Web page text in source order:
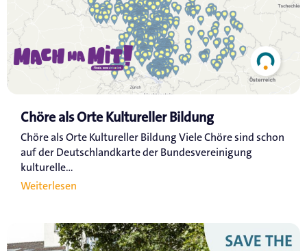
Chöre als Orte Kultureller Bildung
Chöre als Orte Kultureller Bildung Viele Chöre sind schon
auf der Deutschlandkarte der Bundesvereinigung
kulturelle...
Weiterlesen